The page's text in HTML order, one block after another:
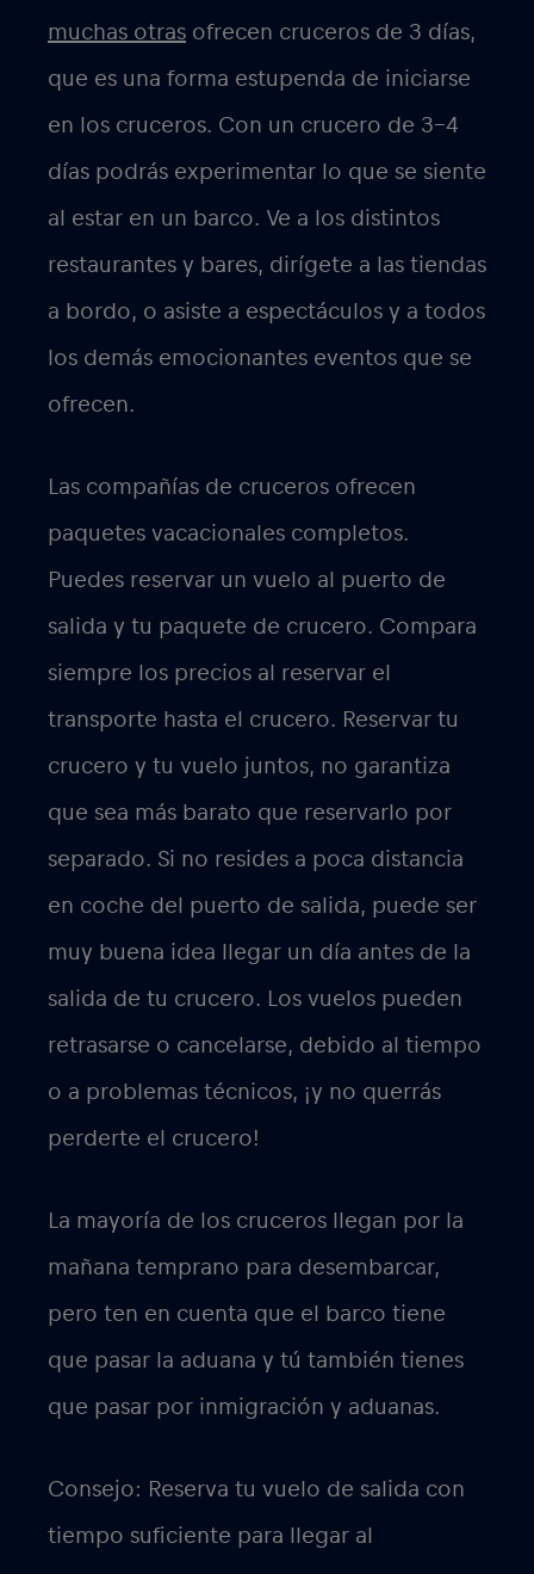
muchas otras ofrecen cruceros de 3 días,
que es una forma estupenda de iniciarse
en los cruceros. Con un crucero de 3-4
días podrás experimentar lo que se siente
al estar en un barco. Ve a los distintos
restaurantes y bares, dirígete a las tiendas
a bordo, o asiste a espectáculos y a todos
los demás emocionantes eventos que se
ofrecen.
Las compañías de cruceros ofrecen
paquetes vacacionales completos.
Puedes reservar un vuelo al puerto de
salida y tu paquete de crucero. Compara
siempre los precios al reservar el
transporte hasta el crucero. Reservar tu
crucero y tu vuelo juntos, no garantiza
que sea más barato que reservarlo por
separado. Si no resides a poca distancia
en coche del puerto de salida, puede ser
muy buena idea llegar un día antes de la
salida de tu crucero. Los vuelos pueden
retrasarse o cancelarse, debido al tiempo
o a problemas técnicos, ¡y no querrás
perderte el crucero!
La mayoría de los cruceros llegan por la
mañana temprano para desembarcar,
pero ten en cuenta que el barco tiene
que pasar la aduana y tú también tienes
que pasar por inmigración y aduanas.
Consejo: Reserva tu vuelo de salida con
tiempo suficiente para llegar al